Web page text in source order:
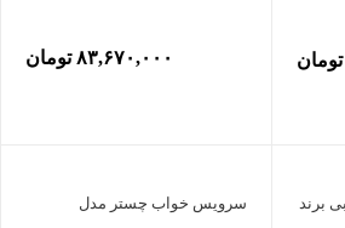
۸۳,۶۷۰,۰۰۰ تومان
برند
سرویس خواب چستر مدل